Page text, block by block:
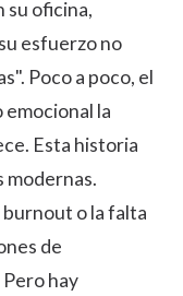
su oficina,
esfuerzo no
Poco a poco, el
la
Esta historia
modernas.
burnout o la falta
de
hay